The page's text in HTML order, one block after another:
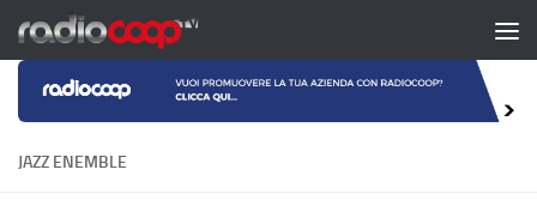
Salta al contenuto
JAZZ ENEMBLE